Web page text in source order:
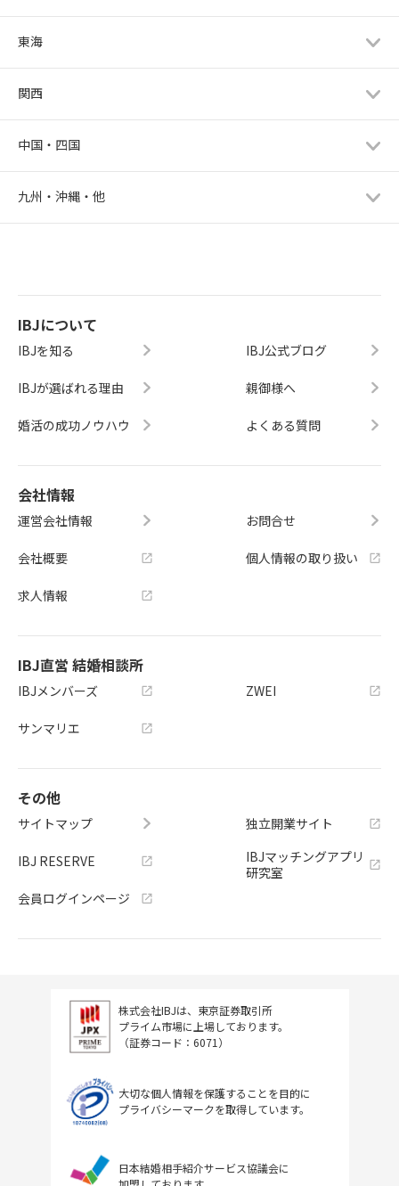
東海
関西
中国・四国
九州・沖縄・他
IBJについて
IBJを知る
IBJが選ばれる理由
婚活の成功ノウハウ
IBJ公式ブログ
親御様へ
よくある質問
会社情報
運営会社情報
会社概要
求人情報
お問合せ
個人情報の取り扱い
IBJ直営 結婚相談所
IBJメンバーズ
サンマリエ
ZWEI
その他
サイトマップ
IBJ RESERVE
会員ログインページ
独立開業サイト
IBJマッチングアプリ
研究室
株式会社IBJは、東京証券取引所
プライム市場に上場しております。
（証券コード：6071）
大切な個人情報を保護することを目的に
プライバシーマークを取得しています。
日本結婚相手紹介サービス協議会に